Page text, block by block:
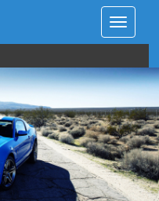
Rozwiń